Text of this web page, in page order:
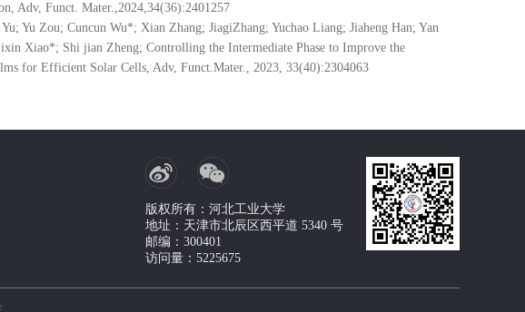
Adv, Funct. Mater.,2024,34(36):2401257
Yu Zou; Cuncun Wu*; Xian Zhang; JiagiZhang; Yuchao Liang; Jiaheng Han; Yan
Xiao*; Shi jian Zheng; Controlling the Intermediate Phase to Improve the
for Efficient Solar Cells, Adv, Funct.Mater., 2023, 33(40):2304063
版权所有：河北工业大学
地址：天津市北辰区西平道 5340 号
邮编：300401
访问量： 5225675